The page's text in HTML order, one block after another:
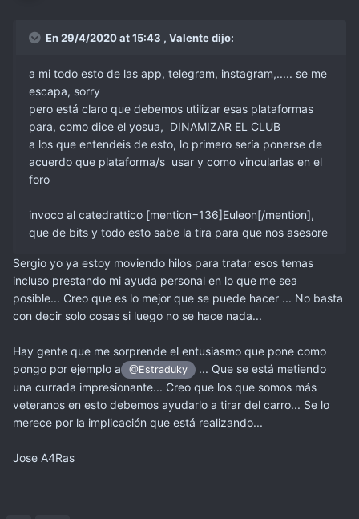
En 29/4/2020 at 15:43 , Valentedijo:
a mi todo esto de las app, telegram, instagram,..... se me
escapa, sorry
pero está claro que debemos utilizar esas plataformas
para, como dice el yosua, DINAMIZAR EL CLUB
a los que entendeis de esto, lo primero sería ponerse de
acuerdo que plataforma/s usar y como vincularlas en el
foro
invoco al catedrattico [mention=136]Euleon[/mention],
que de bits y todo esto sabe la tira para que nos asesore
Sergio yo ya estoy moviendo hilos para tratar esos temas
incluso prestando mi ayuda personal en lo que me sea
posible... Creo que es lo mejor que se puede hacer ... No basta
con decir solo cosas si luego no se hace nada...
Hay gente que me sorprende el entusiasmo que pone como
pongo por ejemplo a
@Estraduky
... Que se está metiendo
una currada impresionante... Creo que los que somos más
veteranos en esto debemos ayudarlo a tirar del carro... Se lo
merece por la implicación que está realizando...
Jose A4Ras